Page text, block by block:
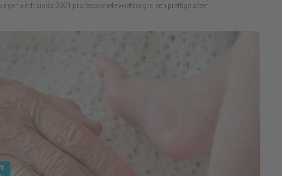
biedt sinds 2021 professionele voetzorg in een prettige sfeer.